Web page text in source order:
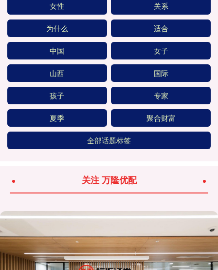
女性 关系
为什么 适合
中国 女子
山西 国际
孩子 专家
夏季 聚合财富
全部话题标签
关注 万隆优配